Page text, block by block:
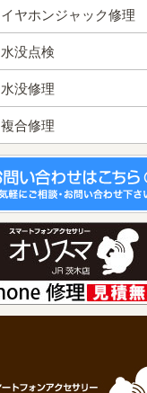
イヤホンジャック修理
水没点検
水没修理
複合修理